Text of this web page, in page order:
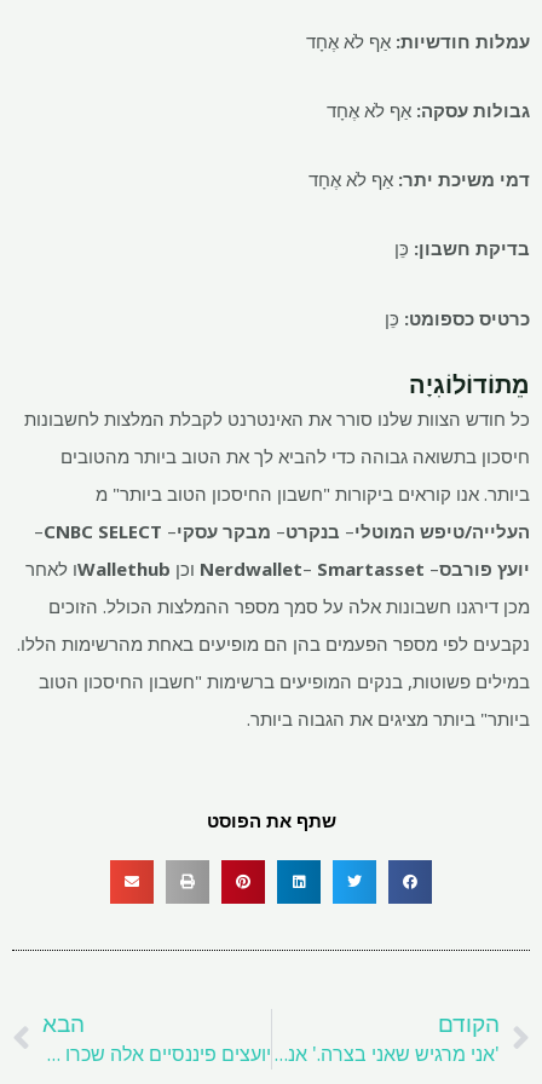
עמלות חודשיות: אַף לֹא אֶחָד
גבולות עסקה: אַף לֹא אֶחָד
דמי משיכת יתר: אַף לֹא אֶחָד
בדיקת חשבון: כֵּן
כרטיס כספומט: כֵּן
מֵתוֹדוֹלוֹגִיָה
כל חודש הצוות שלנו סורר את האינטרנט לקבלת המלצות לחשבונות
חיסכון בתשואה גבוהה כדי להביא לך את הטוב ביותר מהטובים
ביותר. אנו קוראים ביקורות "חשבון החיסכון הטוב ביותר" מ
העלייה/טיפש המוטלי– בנקרט– מבקר עסקי–
CNBC SELECT
–
יועץ פורבס–
Nerdwallet– Smartasset וכן Wallethubו לאחר
מכן דירגנו חשבונות אלה על סמך מספר ההמלצות הכולל. הזוכים
נקבעים לפי מספר הפעמים בהן הם מופיעים באחת מהרשימות הללו.
במילים פשוטות, בנקים המופיעים ברשימות "חשבון החיסכון הטוב
ביותר" ביותר מציגים את הגבוה ביותר.
שתף את הפוסט
קודם
הקודם
'אני מרגיש שאני בצרה.' אני בן 74 עם 1.7 אלף דולר לחודש בהכנסה וחיסכון של 150 אלף דולר. אבל הבית שלי לא משתלם ואני עדיין עובד. עכשיו מה?
הבא
יועצים פיננסיים אלה שכרו יועצים פיננסיים משלהם – וגילינו מדוע